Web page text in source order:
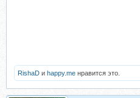
RishaD и happy.me нравится это.